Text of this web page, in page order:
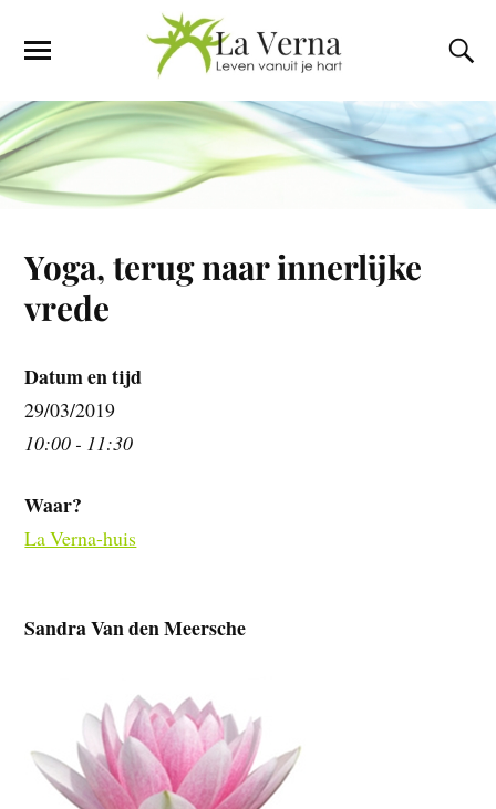
Yoga, terug naar innerlijke
vrede
Datum en tijd
29/03/2019
10:00 - 11:30
Waar?
La Verna-huis
Sandra Van den Meersche